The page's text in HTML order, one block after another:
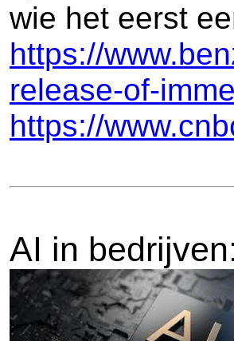
wie het eerst
https://
release-of-
https://
AI in